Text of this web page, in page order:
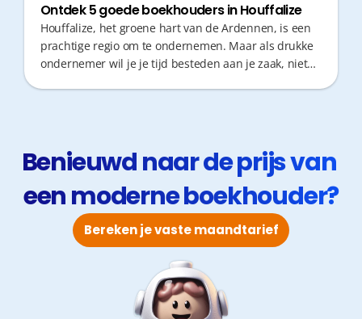
Ontdek 5 goede boekhouders in Houffalize
Houffalize, het groene hart van de Ardennen, is een
prachtige regio om te ondernemen. Maar als drukke
ondernemer wil je je tijd besteden aan je zaak, niet
belangrijk in de huidige economie.
Benieuwd naar de prijs van
een moderne boekhouder?
Bereken je vaste maandtarief